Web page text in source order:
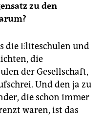
zu den
die Eliteschulen und
die
der Gesellschaft,
Und den ja zu
die schon immer
waren, ist das